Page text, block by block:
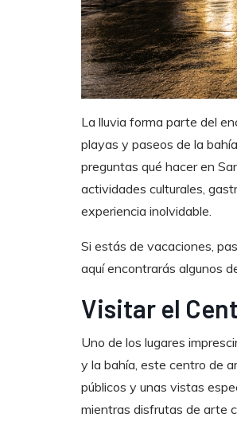
La lluvia forma parte del
playas y paseos de la
preguntas qué hacer en
actividades culturales,
experiencia inolvidable.
Si estás de vacaciones,
aquí encontrarás algunos
Visitar el
Uno de los lugares
y la bahía, este centro de
públicos y unas vistas
mientras disfrutas de arte